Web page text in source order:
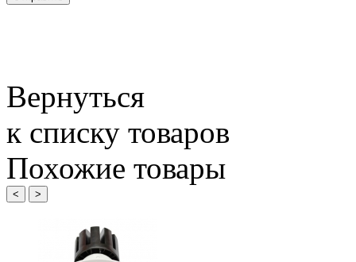
Вернуться
к списку товаров
Похожие товары
< >